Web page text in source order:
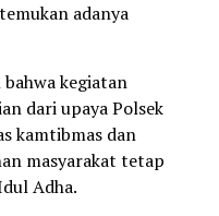
adanya
kegiatan
dari upaya Polsek
kamtibmas dan
masyarakat tetap
Adha.